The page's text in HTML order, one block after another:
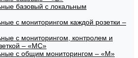
базовый с локальным
с мониторингом каждой розетки –
с мониторингом, контролем и
– «МС»
с общим мониторингом – «М»